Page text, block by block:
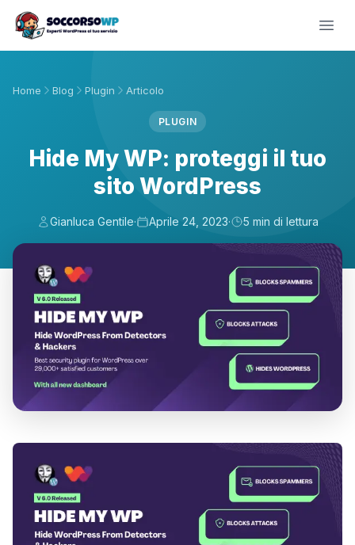
Home Blog Plugin Articolo
PLUGIN
Hide My WP: proteggi il tuo
sito WordPress
Gianluca Gentile· Aprile 24, 2023· 5 min di lettura